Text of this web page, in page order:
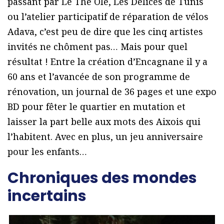
ou l’atelier participatif de réparation de vélos
Adava, c’est peu de dire que les cinq artistes
invités ne chôment pas… Mais pour quel
résultat ! Entre la création d’Encagnane il y a
60 ans et l’avancée de son programme de
rénovation, un journal de 36 pages et une expo
BD pour fêter le quartier en mutation et
laisser la part belle aux mots des Aixois qui
l’habitent. Avec en plus, un jeu anniversaire
pour les enfants…
Chroniques des mondes
incertains